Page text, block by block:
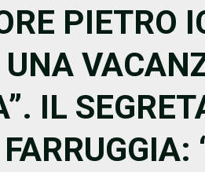
PIETRO
IL